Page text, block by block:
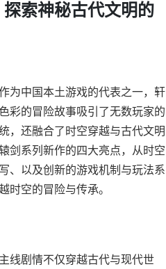
索神秘古代文明的
为中国本土游戏的代表之一，轩
彩的冒险故事吸引了无数玩家的
，还融合了时空穿越与古代文明
剑系列新作的四大亮点，从时空
、以及创新的游戏机制与玩法系
时空的冒险与传承。
线剧情不仅穿越古代与现代世